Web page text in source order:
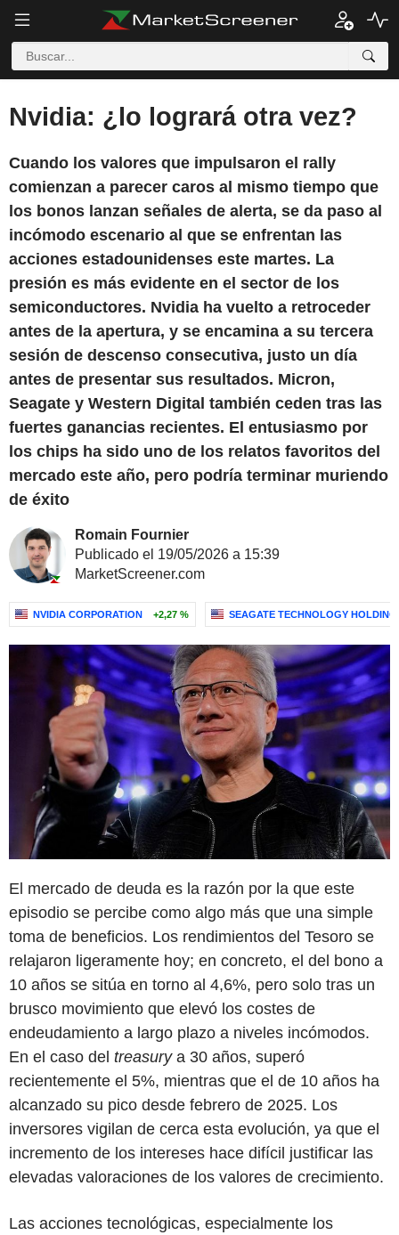
Nvidia: ¿lo logrará otra vez?
Cuando los valores que impulsaron el rally
comienzan a parecer caros al mismo tiempo que
los bonos lanzan señales de alerta, se da paso al
incómodo escenario al que se enfrentan las
acciones estadounidenses este martes. La
presión es más evidente en el sector de los
semiconductores. Nvidia ha vuelto a retroceder
antes de la apertura, y se encamina a su tercera
sesión de descenso consecutiva, justo un día
antes de presentar sus resultados. Micron,
Seagate y Western Digital también ceden tras las
fuertes ganancias recientes. El entusiasmo por
los chips ha sido uno de los relatos favoritos del
mercado este año, pero podría terminar muriendo
de éxito
Romain Fournier
Publicado el 19/05/2026 a 15:39
MarketScreener.com
NVIDIA CORPORATION +2,27 % SEAGATE TECHNOLOGY
El mercado de deuda es la razón por la que este
episodio se percibe como algo más que una simple
toma de beneficios. Los rendimientos del Tesoro se
relajaron ligeramente hoy; en concreto, el del bono a
10 años se sitúa en torno al 4,6%, pero solo tras un
brusco movimiento que elevó los costes de
endeudamiento a largo plazo a niveles incómodos.
En el caso del treasurya 30 años, superó
recientemente el 5%, mientras que el de 10 años ha
alcanzado su pico desde febrero de 2025. Los
inversores vigilan de cerca esta evolución, ya que el
incremento de los intereses hace difícil justificar las
elevadas valoraciones de los valores de crecimiento.
Las acciones tecnológicas, especialmente los